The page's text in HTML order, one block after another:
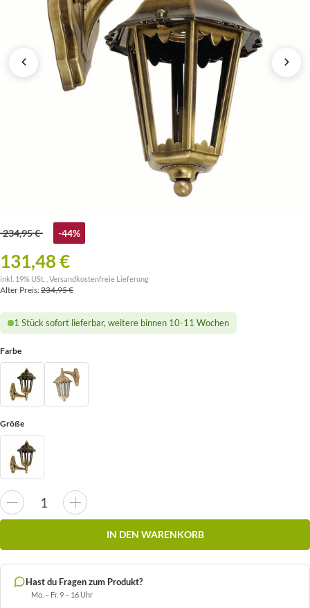
234,95 € -44%
131,48 €
inkl. 19% USt. , Versandkostenfreie Lieferung
Alter Preis:234,95 €
1 Stück sofort lieferbar, weitere binnen 10-11 Wochen
Farbe
Größe
IN DEN WARENKORB
Hast du Fragen zum Produkt?
Mo. – Fr. 9 – 16 Uhr